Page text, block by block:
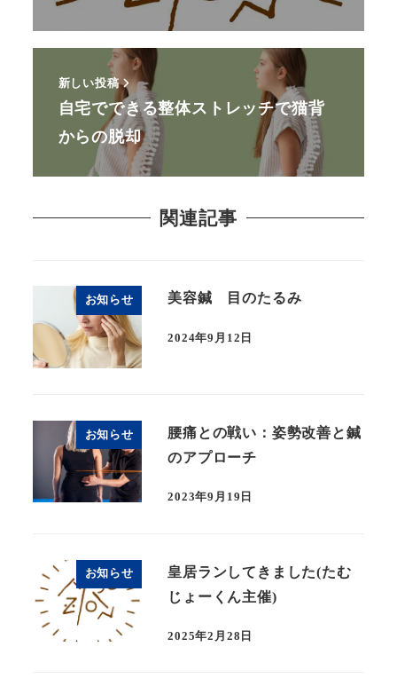
新しい投稿
自宅でできる整体ストレッチで猫背
からの脱却
関連記事
お知らせ 美容鍼 目のたるみ
2024年9月12日
お知らせ
腰痛との戦い：姿勢改善と鍼
のアプローチ
2023年9月19日
お知らせ
皇居ランしてきました(たむ
じょーくん主催)
2025年2月28日